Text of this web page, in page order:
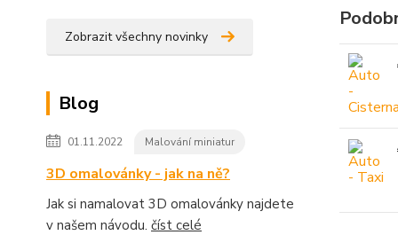
Zobrazit všechny novinky
Blog
01.11.2022 Malování miniatur
3D omalovánky - jak na ně?
Jak si namalovat 3D omalovánky najdete
v našem návodu. číst celé